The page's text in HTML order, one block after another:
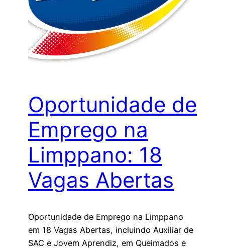
Oportunidade de
Emprego na
Limppano: 18
Vagas Abertas
Oportunidade de Emprego na Limppano
em 18 Vagas Abertas, incluindo Auxiliar de
SAC e Jovem Aprendiz, em Queimados e